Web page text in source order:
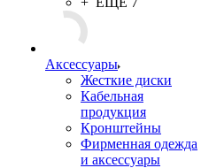
Аксессуары
Жесткие диски
Кабельная
продукция
Кронштейны
Фирменная одежда
и аксессуары